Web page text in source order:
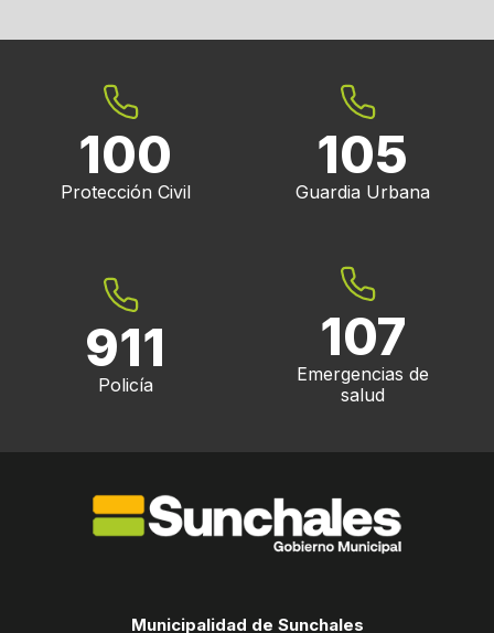
100
Protección Civil
105
Guardia Urbana
911
Policía
107
Emergencias de
salud
Municipalidad de Sunchales